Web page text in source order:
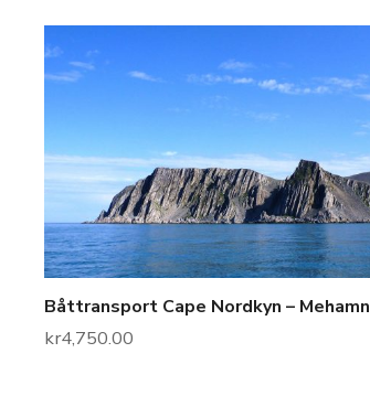
Båttransport Cape Nordkyn – Mehamn
kr4,750.00